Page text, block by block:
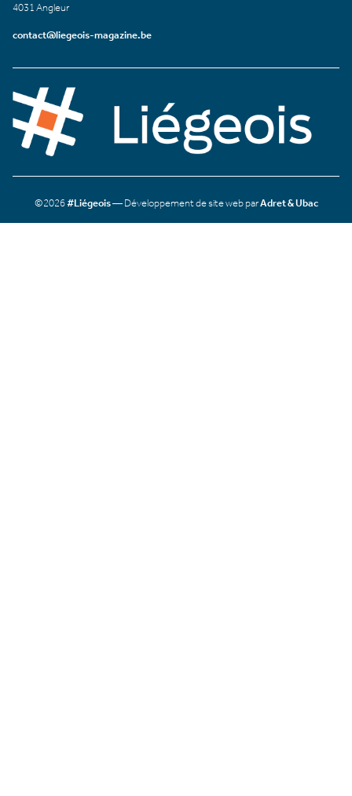
4031 Angleur
contact@liegeois-magazine.be
©2026#Liégeois— Développement de site web parAdret & Ubac